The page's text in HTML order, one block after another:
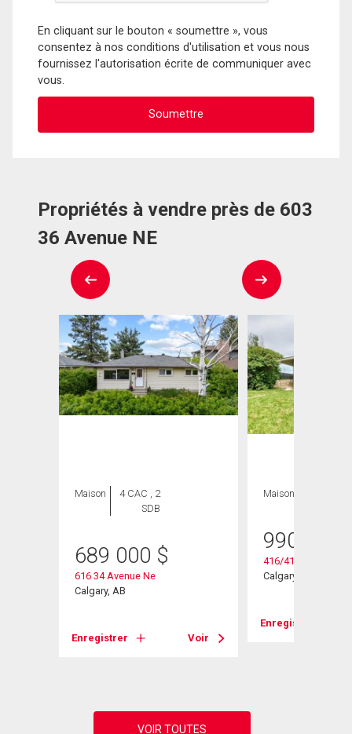
En cliquant sur le bouton « soumettre », vous
consentez à nos conditions d'utilisation et vous nous
fournissez l'autorisation écrite de communiquer avec
vous.
Propriétés à vendre près de 603
36 Avenue NE
Maison
4 CAC , 2
SDB
689 000 $
616 34 Avenue Ne
Calgary, AB
Enregistrer Voir
Maison
990 000
416/418 33 Avenue
Calgary, AB
Enregistrer